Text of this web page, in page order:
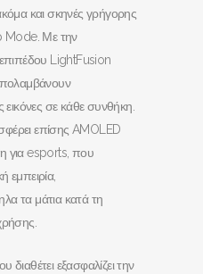
και σκηνές γρήγορης
Mode. Με την
LightFusion
εικόνες σε κάθε συνθήκη.
επίσης AMOLED
για esports, που
εμπειρία,
τα μάτια κατά τη
εξασφαλίζει την